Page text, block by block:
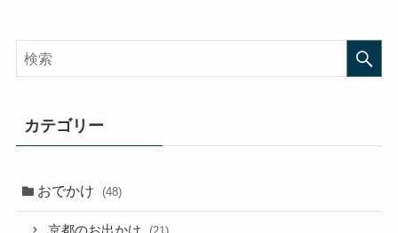
カテゴリー
おでかけ (48)
京都のお出かけ